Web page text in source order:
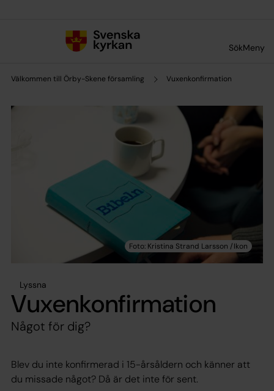
SökMeny
Välkommen till Örby-Skene församling Vuxenkonfirmation
Lyssna
Vuxenkonfirmation
Något för dig?
Blev du inte konfirmerad i 15-årsåldern och känner att
du missade något? Då är det inte för sent.